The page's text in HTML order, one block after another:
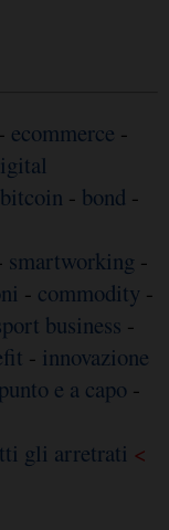
- ecommerce -
bitcoin - bond -
smartworking -
- commodity -
business -
- innovazione
e a capo -
gli arretrati <